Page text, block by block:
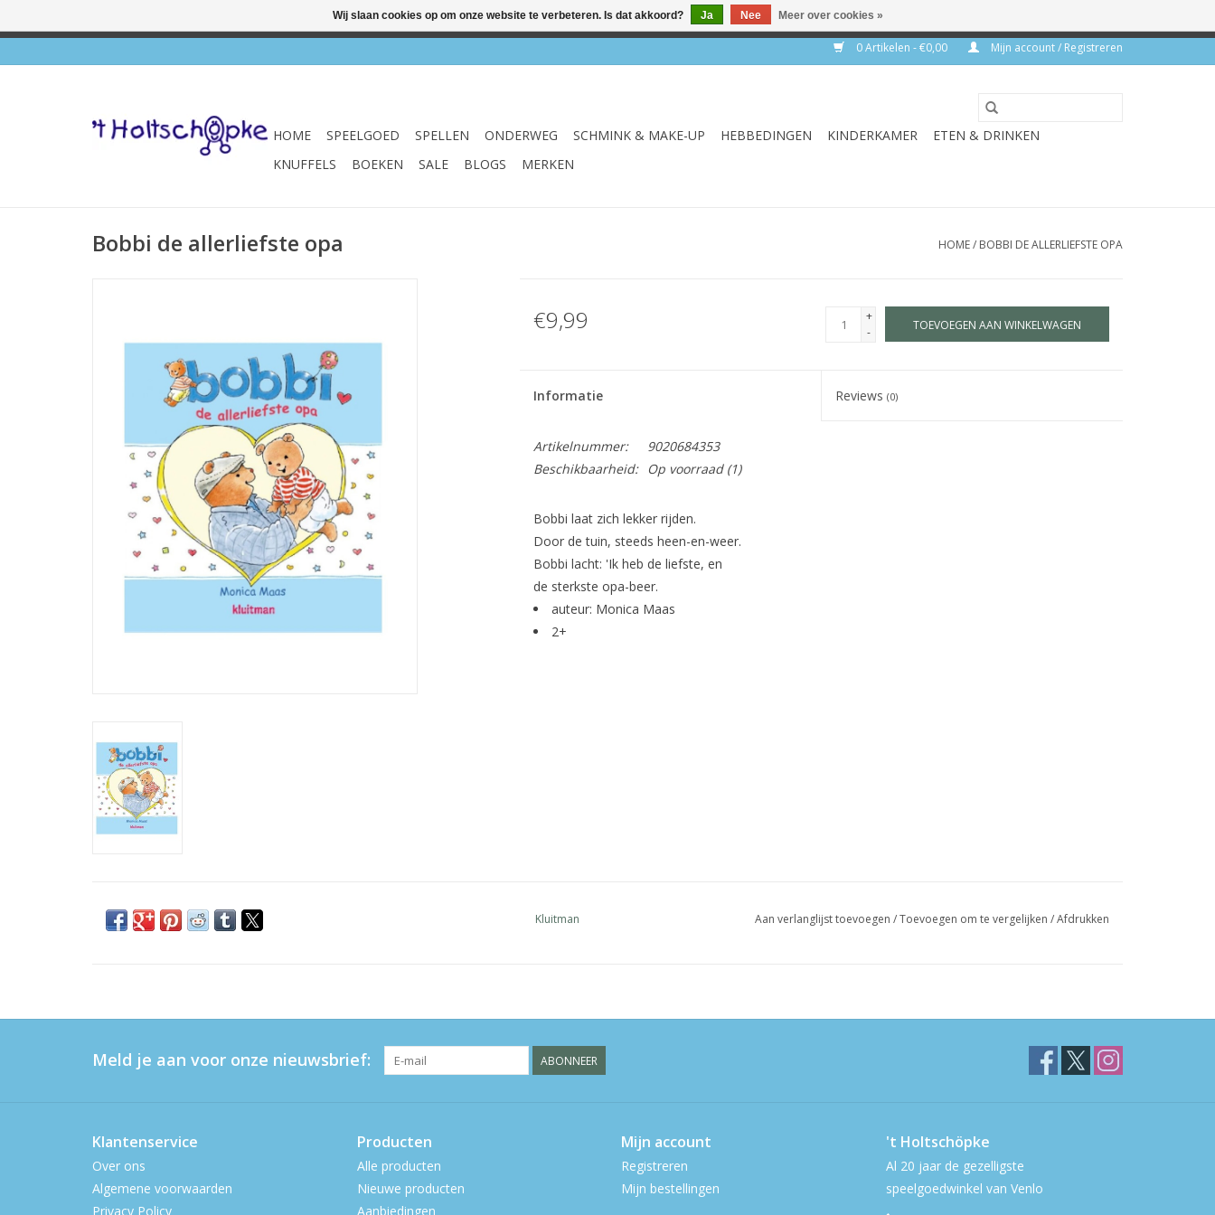
0 Artikelen - €0,00 Mijn account / Registreren
HOME SPEELGOED SPELLEN ONDERWEG SCHMINK & MAKE-UP HEBBEDINGEN KINDERKAMER
ETEN & DRINKEN
KNUFFELS
BOEKEN SALE BLOGS MERKEN
Bobbi de allerliefste opa HOME/ BOBBI DE ALLERLIEFSTE OPA
€9,99
+
-
TOEVOEGEN AAN WINKELWAGEN
Informatie Reviews(0)
Artikelnummer:
9020684353
Beschikbaarheid:
Op voorraad(1)
Bobbi laat zich lekker rijden.
Door de tuin, steeds heen-en-weer.
Bobbi lacht: 'Ik heb de liefste, en
de sterkste opa-beer.
auteur: Monica Maas
2+
Kluitman Aan verlanglijst toevoegen /Toevoegen om te vergelijken /Afdrukken
Meld je aan voor onze nieuwsbrief: ABONNEER
Klantenservice
Over ons
Algemene voorwaarden
Privacy Policy
Producten
Alle producten
Nieuwe producten
Aanbiedingen
Mijn account
Registreren
Mijn bestellingen
't Holtschöpke
Al 20 jaar de gezelligste
speelgoedwinkel van Venlo
Wij slaan cookies op om onze website te verbeteren. Is dat akkoord? Ja Nee Meer over cookies »
✔ Winkel & webshop ✔ Gratis verzenden vanaf €75 ✔ Levertijd 1-3 werkdagen